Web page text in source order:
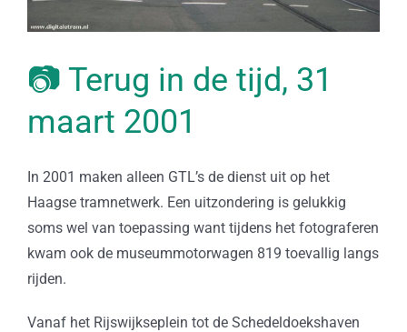
📷 Terug in de tijd, 31
maart 2001
In 2001 maken alleen GTL’s de dienst uit op het
Haagse tramnetwerk. Een uitzondering is gelukkig
soms wel van toepassing want tijdens het fotograferen
kwam ook de museummotorwagen 819 toevallig langs
rijden.
Vanaf het Rijswijkseplein tot de Schedeldoekshaven